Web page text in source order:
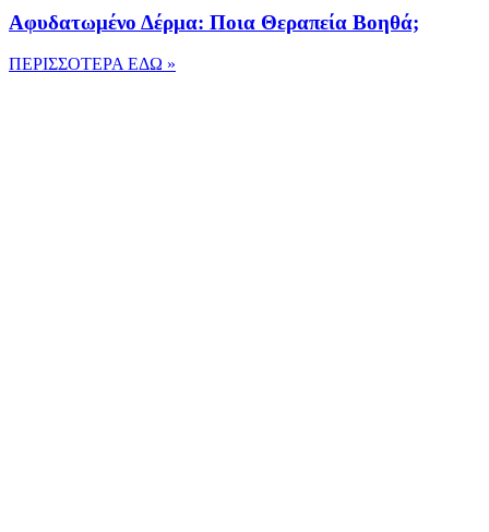
Αφυδατωμένο Δέρμα: Ποια Θεραπεία Βοηθά;
ΠΕΡΙΣΣΟΤΕΡΑ ΕΔΩ »